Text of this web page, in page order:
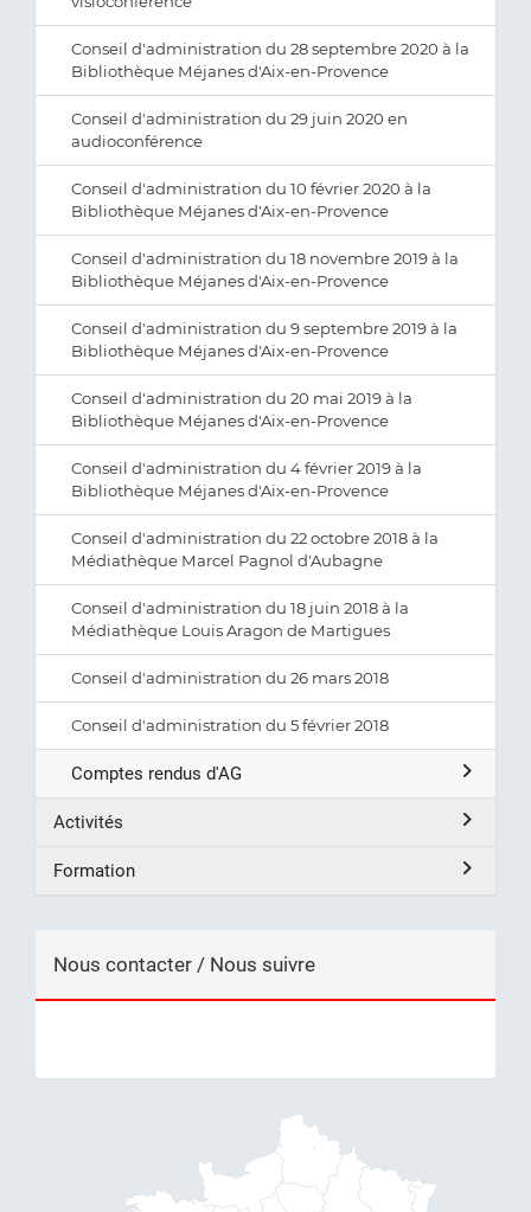
Conseil d'administration du 28 septembre 2020 à la
Bibliothèque Méjanes d'Aix-en-Provence
Conseil d'administration du 29 juin 2020 en
audioconférence
Conseil d'administration du 10 février 2020 à la
Bibliothèque Méjanes d'Aix-en-Provence
Conseil d'administration du 18 novembre 2019 à la
Bibliothèque Méjanes d'Aix-en-Provence
Conseil d'administration du 9 septembre 2019 à la
Bibliothèque Méjanes d'Aix-en-Provence
Conseil d'administration du 20 mai 2019 à la
Bibliothèque Méjanes d'Aix-en-Provence
Conseil d'administration du 4 février 2019 à la
Bibliothèque Méjanes d'Aix-en-Provence
Conseil d'administration du 22 octobre 2018 à la
Médiathèque Marcel Pagnol d'Aubagne
Conseil d'administration du 18 juin 2018 à la
Médiathèque Louis Aragon de Martigues
Conseil d'administration du 26 mars 2018
Conseil d'administration du 5 février 2018
Comptes rendus d'AG
Activités
Formation
Nous contacter / Nous suivre